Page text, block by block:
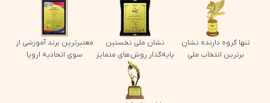
تنها گروه دارنده نشان
برترین انتخاب ملی
نشان ملی نخستین
پایه‌گذار روش‌های متمایز
معتبرترین برند آموزشی از
سوی اتحادیه اروپا